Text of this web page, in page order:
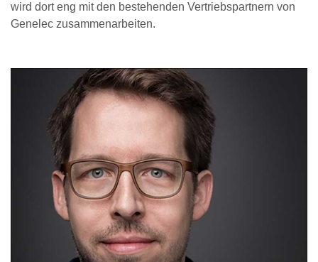
wird dort eng mit den bestehenden Vertriebspartnern von
Genelec zusammenarbeiten.